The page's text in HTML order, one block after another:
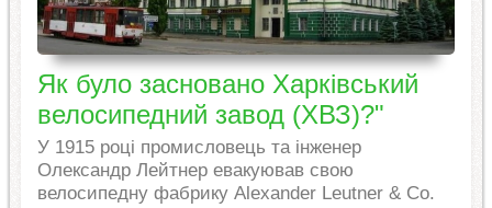
Як було засновано Харківський
велосипедний завод (ХВЗ)?"
У 1915 році промисловець та інженер
Олександр Лейтнер евакуював свою
велосипедну фабрику Alexander Leutner & Co.